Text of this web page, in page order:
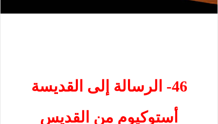
46- الرسالة إلى القديسة
أستوكيوم من القديس